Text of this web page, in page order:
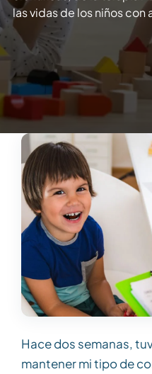
las vidas de los niños con
Hace dos semanas,
mantener mi tipo de